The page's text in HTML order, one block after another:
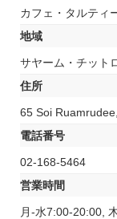
カフェ・タルティ
地域
サヤーム・チット
住所
65 Soi
電話番号
02-168-5464
営業時間
月-水7:00-20:00,